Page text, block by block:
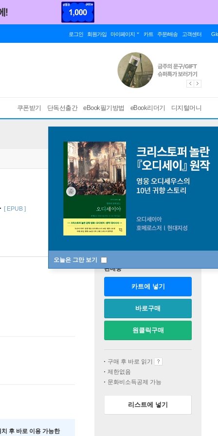
로그인 회원가입 마이페이지 카트 주문/배송 고객센터
쿠폰받기 단독선출간 eBook필기방법 eBook리더기 디지털머니
오늘은 그만 보기
[ EPUB ]
후 바로 이용 가능한
판매중
카트에 넣기
바로구매
원클릭구매
구매 후 바로 읽기
제한없음
문화비소득공제 가능
리스트에 넣기